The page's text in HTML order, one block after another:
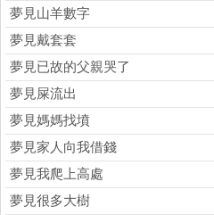
夢見山羊數字
夢見戴套套
夢見已故的父親哭了
夢見屎流出
夢見媽媽找墳
夢見家人向我借錢
夢見我爬上高處
夢見很多大樹